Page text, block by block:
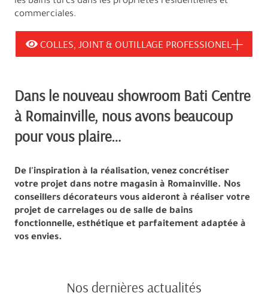
commerciales.
COLLES, JOINT & OUTILLAGE PROFESSIONEL
Dans le nouveau showroom Bati Centre
à Romainville, nous avons beaucoup
pour vous plaire…
De l'inspiration à la réalisation, venez concrétiser
votre projet dans notre magasin à Romainville. Nos
conseillers décorateurs vous aideront à réaliser votre
projet de carrelages ou de salle de bains
fonctionnelle, esthétique et parfaitement adaptée à
vos envies.
Nos dernières actualités